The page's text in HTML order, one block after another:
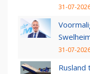
31-07-
31-07-
Rusland